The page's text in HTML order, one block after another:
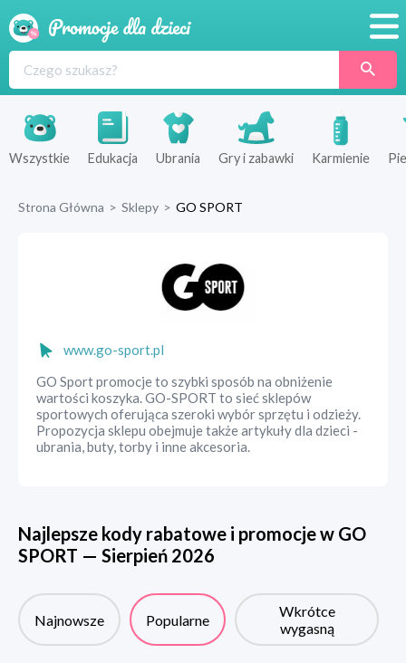
Produkty
Sklepy
Wszystkie Edukacja Ubrania Gry i zabawki Karmienie
Strona Główna > Sklepy > GO SPORT
www.go-sport.pl
GO Sport promocje to szybki sposób na obniżenie
wartości koszyka. GO-SPORT to sieć sklepów
sportowych oferująca szeroki wybór sprzętu i odzieży.
Propozycja sklepu obejmuje także artykuły dla dzieci -
ubrania, buty, torby i inne akcesoria.
Najlepsze kody rabatowe i promocje w GO
SPORT — Sierpień 2026
Najnowsze Popularne
Wkrótce
wygasną